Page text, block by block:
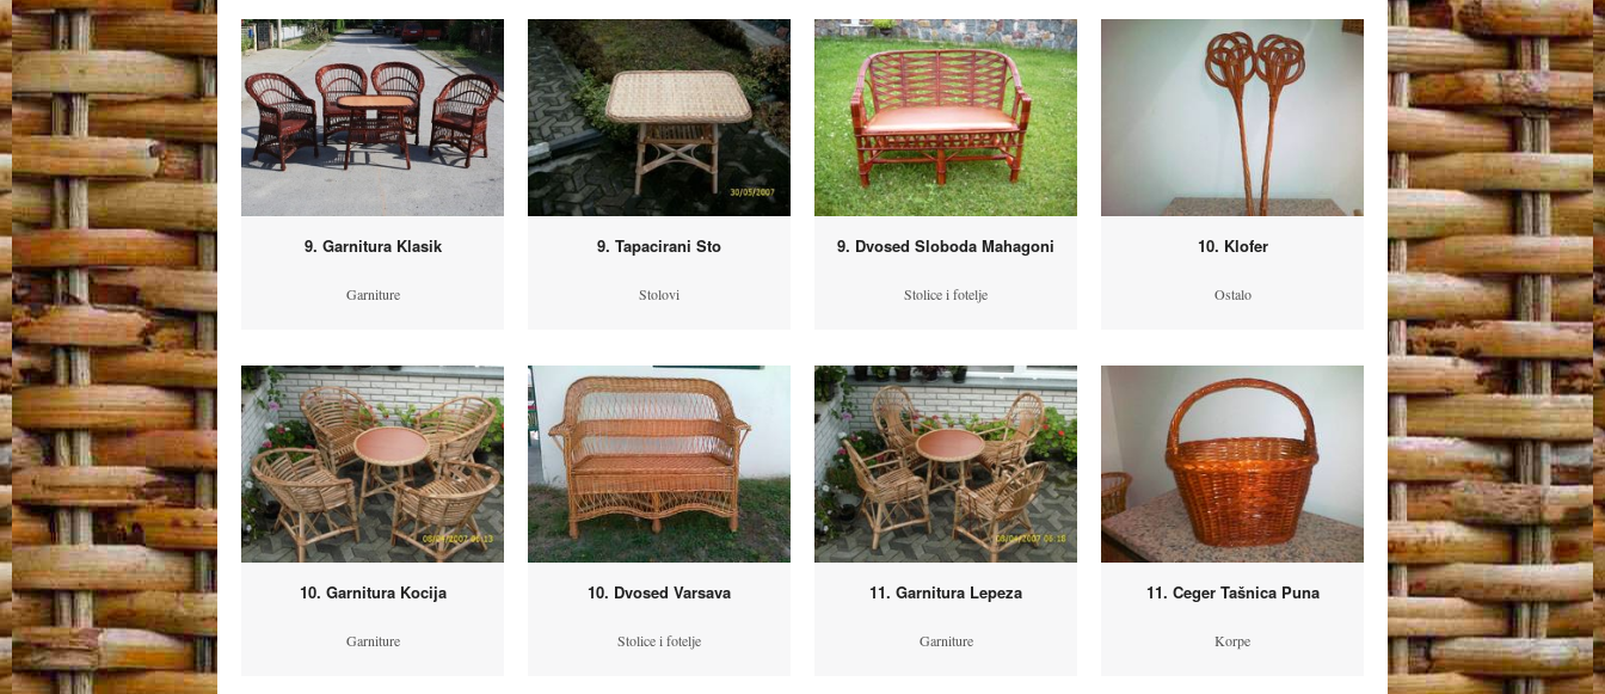
9. Garnitura Klasik
Garniture
9. Tapacirani Sto
Stolovi
9. Dvosed Sloboda Mahagoni
Stolice i fotelje
10. Klofer
Ostalo
10. Garnitura Kocija
Garniture
10. Dvosed Varsava
Stolice i fotelje
11. Garnitura Lepeza
Garniture
11. Ceger Tašnica Puna
Korpe